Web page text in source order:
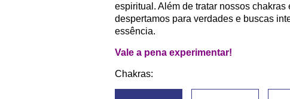
espiritual. Além de tratar nossos
despertamos para verdades e buscas
essência.
Vale a pena experimentar!
Chakras: